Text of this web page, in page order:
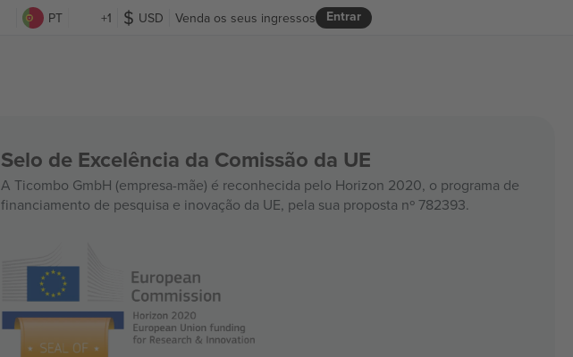
PT +1 USD Entrar
Venda os seus ingressos
Selo de Excelência da Comissão da UE
A Ticombo GmbH (empresa-mãe) é reconhecida pelo Horizon 2020, o programa de
financiamento de pesquisa e inovação da UE, pela sua proposta nº 782393.